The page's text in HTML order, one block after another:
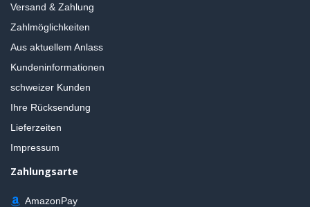
Versand & Zahlung
Zahlmöglichkeiten
Aus aktuellem Anlass
Kundeninformationen
schweizer Kunden
Ihre Rücksendung
Lieferzeiten
Impressum
Zahlungsarte
AmazonPay